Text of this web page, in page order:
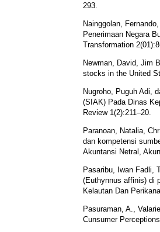
293.
Nainggolan,
Penerimaan Negara
Transformation
Newman, David, Jim
stocks in the United
Nugroho, Puguh Adi,
(SIAK) Pada Dinas
Review 1(2):211–20.
Paranoan, Natalia,
dan kompetensi
Akuntansi Netral,
Pasaribu, Iwan Fadli,
(Euthynnus affinis) di
Kelautan Dan
Pasuraman, A.,
Cunsumer